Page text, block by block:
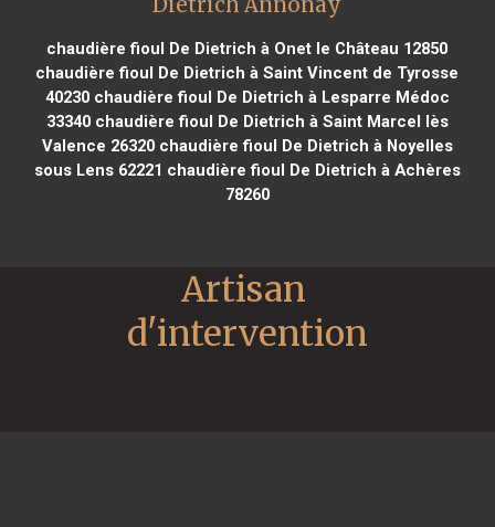
chaudière fioul De Dietrich à Onet le Château 12850
chaudière fioul De Dietrich à Saint Vincent de Tyrosse
40230chaudière fioul De Dietrich à Lesparre Médoc
33340chaudière fioul De Dietrich à Saint Marcel lès
Valence 26320chaudière fioul De Dietrich à Noyelles
sous Lens 62221 chaudière fioul De Dietrich à Achères
78260
Artisan
d'intervention